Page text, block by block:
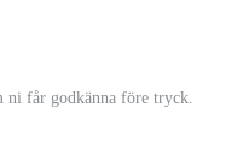
ni får godkänna före tryck.